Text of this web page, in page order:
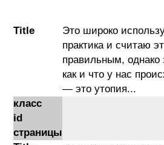
Title
Это широко
практика и считаю
правильным, однако
как и что у нас
— это утопия...
класс
id
страницы